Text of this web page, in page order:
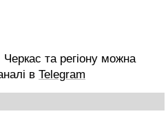
Черкас та регіону можна
в Telegram